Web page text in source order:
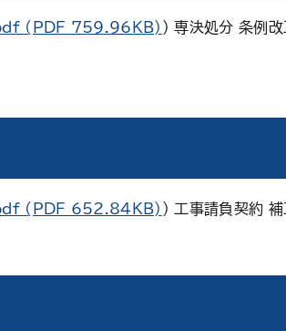
(PDF 759.96KB) ） 専決処分 条例
(PDF 652.84KB) ) 工事請負契約 補